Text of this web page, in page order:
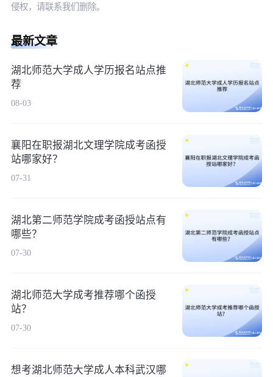
侵权，请联系我们删除。
最新文章
湖北师范大学成人学历报名站点推
荐
08-03
襄阳在职报湖北文理学院成考函授
站哪家好？
07-31
湖北第二师范学院成考函授站点有
哪些？
07-30
湖北师范大学成考推荐哪个函授
站？
07-30
想考湖北师范大学成人本科武汉哪